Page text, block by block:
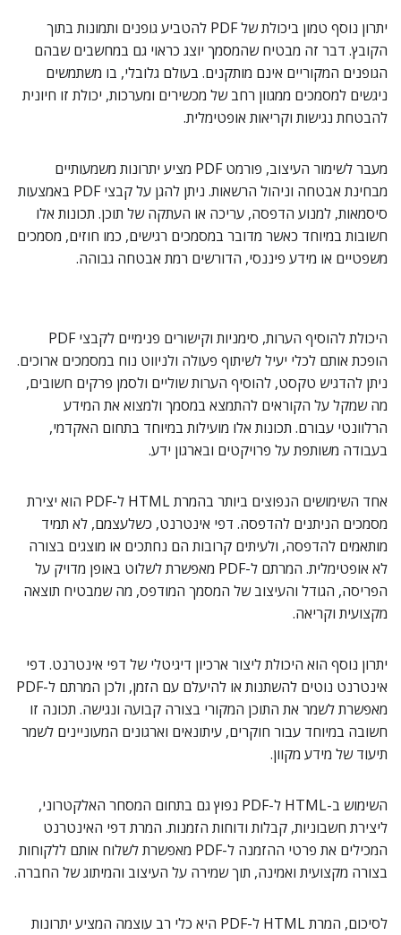
יתרון נוסף טמון ביכולת של PDF להטביע גופנים ותמונות בתוך
הקובץ. דבר זה מבטיח שהמסמך יוצג כראוי גם במחשבים שבהם
הגופנים המקוריים אינם מותקנים. בעולם גלובלי, בו משתמשים
ניגשים למסמכים ממגוון רחב של מכשירים ומערכות, יכולת זו חיונית
להבטחת נגישות וקריאות אופטימלית.
מעבר לשימור העיצוב, פורמט PDF מציע יתרונות משמעותיים
מבחינת אבטחה וניהול הרשאות. ניתן להגן על קבצי PDF באמצעות
סיסמאות, למנוע הדפסה, עריכה או העתקה של תוכן. תכונות אלו
חשובות במיוחד כאשר מדובר במסמכים רגישים, כמו חוזים, מסמכים
משפטיים או מידע פיננסי, הדורשים רמת אבטחה גבוהה.
היכולת להוסיף הערות, סימניות וקישורים פנימיים לקבצי PDF
הופכת אותם לכלי יעיל לשיתוף פעולה ולניווט נוח במסמכים ארוכים.
ניתן להדגיש טקסט, להוסיף הערות שוליים ולסמן פרקים חשובים,
מה שמקל על הקוראים להתמצא במסמך ולמצוא את המידע
הרלוונטי עבורם. תכונות אלו מועילות במיוחד בתחום האקדמי,
בעבודה משותפת על פרויקטים ובארגון ידע.
אחד השימושים הנפוצים ביותר בהמרת HTML ל-PDF הוא יצירת
מסמכים הניתנים להדפסה. דפי אינטרנט, כשלעצמם, לא תמיד
מותאמים להדפסה, ולעיתים קרובות הם נחתכים או מוצגים בצורה
לא אופטימלית. המרתם ל-PDF מאפשרת לשלוט באופן מדויק על
הפריסה, הגודל והעיצוב של המסמך המודפס, מה שמבטיח תוצאה
מקצועית וקריאה.
יתרון נוסף הוא היכולת ליצור ארכיון דיגיטלי של דפי אינטרנט. דפי
אינטרנט נוטים להשתנות או להיעלם עם הזמן, ולכן המרתם ל-PDF
מאפשרת לשמר את התוכן המקורי בצורה קבועה ונגישה. תכונה זו
חשובה במיוחד עבור חוקרים, עיתונאים וארגונים המעוניינים לשמר
תיעוד של מידע מקוון.
השימוש ב-HTML ל-PDF נפוץ גם בתחום המסחר האלקטרוני,
ליצירת חשבוניות, קבלות ודוחות הזמנות. המרת דפי האינטרנט
המכילים את פרטי ההזמנה ל-PDF מאפשרת לשלוח אותם ללקוחות
בצורה מקצועית ואמינה, תוך שמירה על העיצוב והמיתוג של החברה.
לסיכום, המרת HTML ל-PDF היא כלי רב עוצמה המציע יתרונות